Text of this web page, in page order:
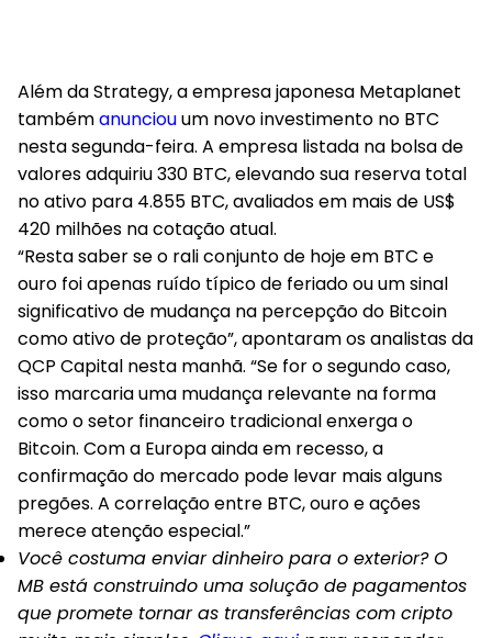
Além da Strategy, a empresa japonesa Metaplanet
tambémanunciouum novo investimento no BTC
nesta segunda-feira. A empresa listada na bolsa de
valores adquiriu 330 BTC, elevando sua reserva total
no ativo para 4.855 BTC, avaliados em mais de US$
420 milhões na cotação atual.
“Resta saber se o rali conjunto de hoje em BTC e
ouro foi apenas ruído típico de feriado ou um sinal
significativo de mudança na percepção do Bitcoin
como ativo de proteção”, apontaram os analistas da
QCP Capital nesta manhã. “Se for o segundo caso,
isso marcaria uma mudança relevante na forma
como o setor financeiro tradicional enxerga o
Bitcoin. Com a Europa ainda em recesso, a
confirmação do mercado pode levar mais alguns
pregões. A correlação entre BTC, ouro e ações
merece atenção especial.”
Você costuma enviar dinheiro para o exterior? O
MB está construindo uma solução de pagamentos
que promete tornar as transferências com cripto